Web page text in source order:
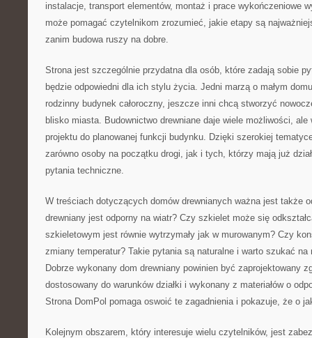
instalacje, transport elementów, montaż i prace wykończeniowe
może pomagać czytelnikom zrozumieć, jakie etapy są
zanim budowa ruszy na dobre.
Strona jest szczególnie przydatna dla osób, które zadają sobie
będzie odpowiedni dla ich stylu życia. Jedni marzą o małym
rodzinny budynek całoroczny, jeszcze inni chcą stworzyć
blisko miasta. Budownictwo drewniane daje wiele możliwości, ale
projektu do planowanej funkcji budynku. Dzięki szerokiej
zarówno osoby na początku drogi, jak i tych, którzy mają już
pytania techniczne.
W treściach dotyczących domów drewnianych ważna jest także
drewniany jest odporny na wiatr? Czy szkielet może się
szkieletowym jest równie wytrzymały jak w murowanym? Czy
zmiany temperatur? Takie pytania są naturalne i warto szukać na
Dobrze wykonany dom drewniany powinien być zaprojektowany
dostosowany do warunków działki i wykonany z materiałów o
Strona DomPol pomaga oswoić te zagadnienia i pokazuje, że o
Kolejnym obszarem, który interesuje wielu czytelników, jest